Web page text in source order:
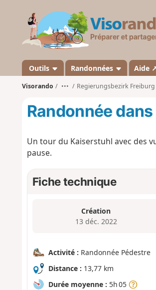
Outils Randonnées Aide
Visorando ••• Regierungsbezirk Freiburg
Randonnée
Un tour du Kaiserstuhl avec des
pause.
Fiche technique
Création
13 déc. 2022
Activité : Randonnée Pédestre
Distance : 13,77 km
Durée moyenne : 5h 05